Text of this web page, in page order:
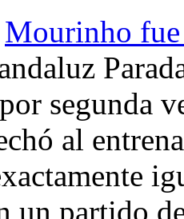
Mourinho fue
segunda
al
un partido